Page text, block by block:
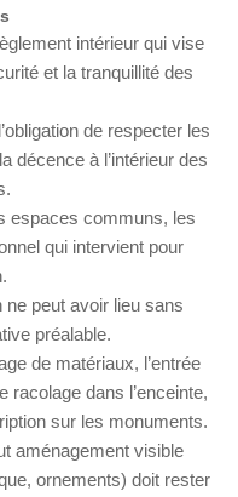
intérieur qui vise
et la tranquillité des
de respecter les
décence à l’intérieur des
espaces communs, les
qui intervient pour
ne peut avoir lieu sans
préalable.
de matériaux, l’entrée
racolage dans l’enceinte,
sur les monuments.
aménagement visible
ornements) doit rester